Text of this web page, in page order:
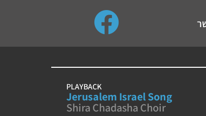
up and down arrows to review and enter to go to
PLAYBACK
Jerusalem Israel Song
Shira Chadasha Choir